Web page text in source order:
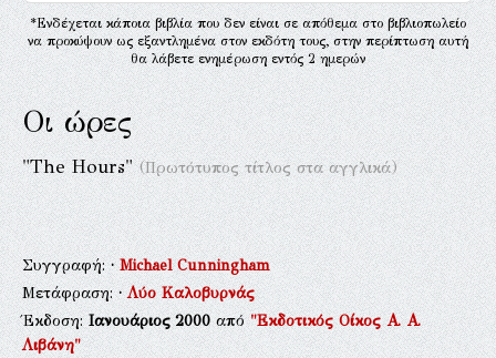
*Ενδέχεται κάποια βιβλία που δεν είναι σε απόθεμα στο βιβλιοπωλείο
να προκύψουν ως εξαντλημένα στον εκδότη τους, στην περίπτωση αυτή
θα λάβετε ενημέρωση εντός 2 ημερών
Οι ώρες
"The Hours"(Πρωτότυπος τίτλος στα αγγλικά)
Συγγραφή:·Michael Cunningham
Μετάφραση:·Λύο Καλοβυρνάς
Έκδοση:Ιανουάριος 2000από"Εκδοτικός Οίκος Α. Α.
Λιβάνη"